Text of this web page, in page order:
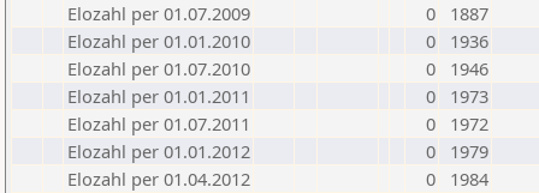
Elozahl per 01.07.2009
0
1887
Elozahl per 01.01.2010
0
1936
Elozahl per 01.07.2010
0
1946
Elozahl per 01.01.2011
0
1973
Elozahl per 01.07.2011
0
1972
Elozahl per 01.01.2012
0
1979
Elozahl per 01.04.2012
0
1984